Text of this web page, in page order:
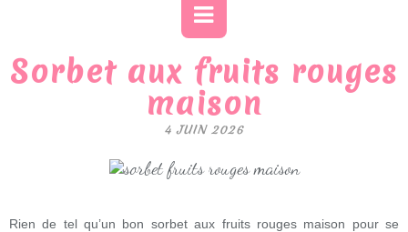
Sorbet aux fruits rouges
maison
4 JUIN 2026
Rien de tel qu’un bon sorbet aux fruits rouges maison pour se